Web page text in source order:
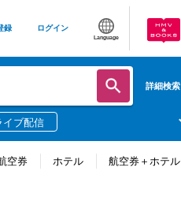
録 ログイン
Language
詳細検索
イブ配信
空券 ホテル 航空券＋ホテル